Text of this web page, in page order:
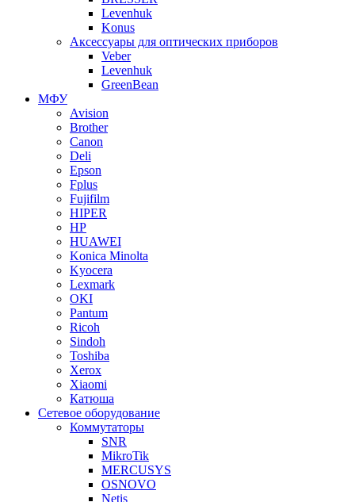
Levenhuk
Konus
Аксессуары для оптических приборов
Veber
Levenhuk
GreenBean
МФУ
Avision
Brother
Canon
Deli
Epson
Fplus
Fujifilm
HIPER
HP
HUAWEI
Konica Minolta
Kyocera
Lexmark
OKI
Pantum
Ricoh
Sindoh
Toshiba
Xerox
Xiaomi
Катюша
Сетевое оборудование
Коммутаторы
SNR
MikroTik
MERCUSYS
OSNOVO
Netis